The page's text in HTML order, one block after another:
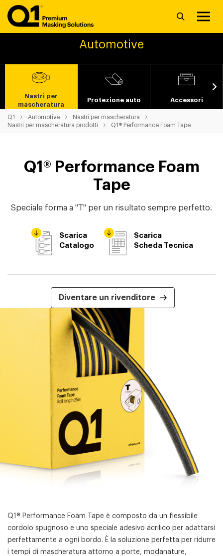
Automotive
Nastri per
mascheratura
Protezione auto Accessori
Q1 Automotive
Nastri per mascheratura
Nastri per mascheratura prodotti
Q1® Performance Foam Tape
Q1® Performance Foam
Tape
Speciale forma a "T" per un risultato sempre perfetto.
Scarica
Catalogo
Scarica
Scheda Tecnica
Diventare un rivenditore
Q1® Performance Foam Tape è composto da un flessibile
cordolo spugnoso e uno speciale adesivo acrilico per adattarsi
perfettamente a ogni bordo. È la soluzione perfetta per ridurre
i tempi di mascheratura attorno a porte, modanature,